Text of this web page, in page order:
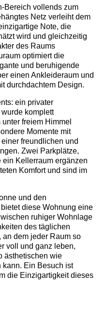
Bereich vollends zum
Netz verleiht dem
Note, die
wird und gleichzeitig
des Raums
optimiert die
und beruhigende
einen Ankleideraum und
durchdachtem Design.
ein privater
komplett
freiem Himmel
Momente mit
freundlichen und
Zwei Parkplätze,
Kellerraum ergänzen
Komfort und sind im
und den
diese Wohnung eine
ruhiger Wohnlage
des täglichen
an dem jeder Raum so
voll und ganz leben,
ästhetischen wie
kann. Ein Besuch ist
die Einzigartigkeit dieses